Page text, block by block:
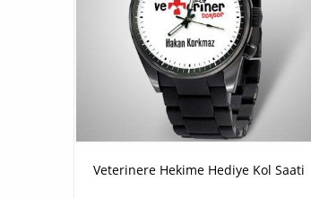
Veterinere Hekime Hediye Kol Saati